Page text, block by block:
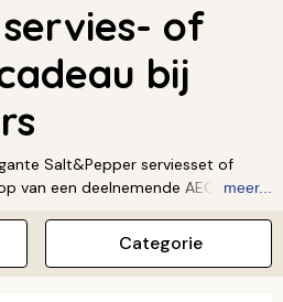
of
bij
Salt&Pepper serviesset of
van een deelnemende AEG- meer...
Categorie